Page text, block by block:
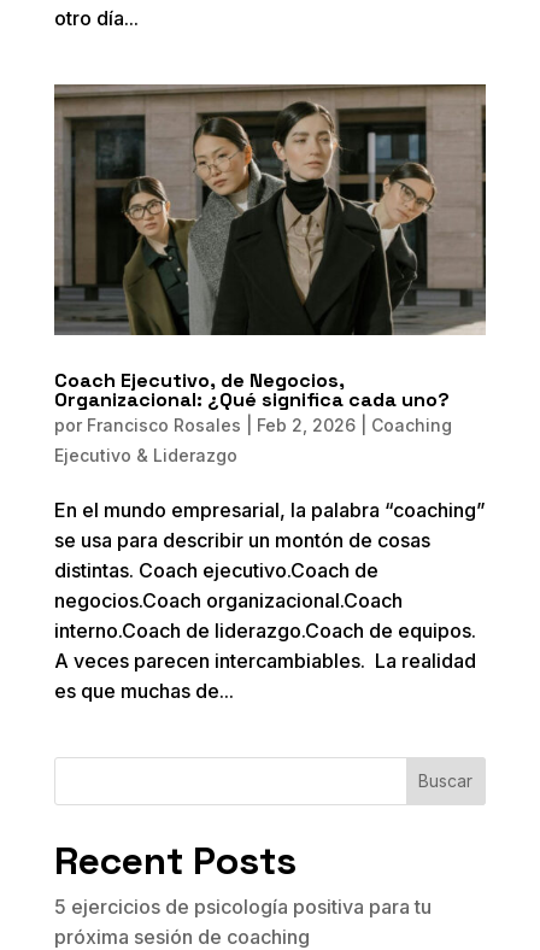
otro día...
Coach Ejecutivo, de Negocios,
Organizacional: ¿Qué significa cada uno?
por Francisco Rosales Feb 2, 2026| Coaching
Ejecutivo & Liderazgo
En el mundo empresarial, la palabra “coaching”
se usa para describir un montón de cosas
distintas. Coach ejecutivo.Coach de
negocios.Coach organizacional.Coach
interno.Coach de liderazgo.Coach de equipos.
A veces parecen intercambiables. La realidad
es que muchas de...
Buscar
Recent Posts
5 ejercicios de psicología positiva para tu
próxima sesión de coaching